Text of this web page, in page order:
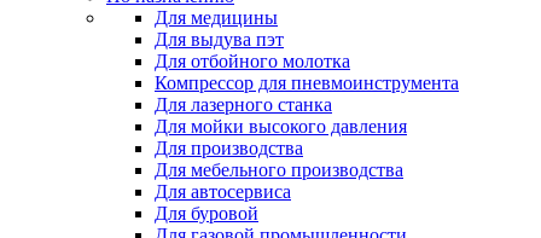
Для медицины
Для выдува пэт
Для отбойного молотка
Компрессор для пневмоинструмента
Для лазерного станка
Для мойки высокого давления
Для производства
Для мебельного производства
Для автосервиса
Для буровой